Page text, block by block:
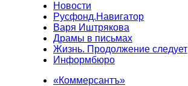
Новости
Русфонд.Навигатор
Варя Иштрякова
Драмы в письмах
Жизнь. Продолжение следует
Информбюро
«Коммерсантъ»